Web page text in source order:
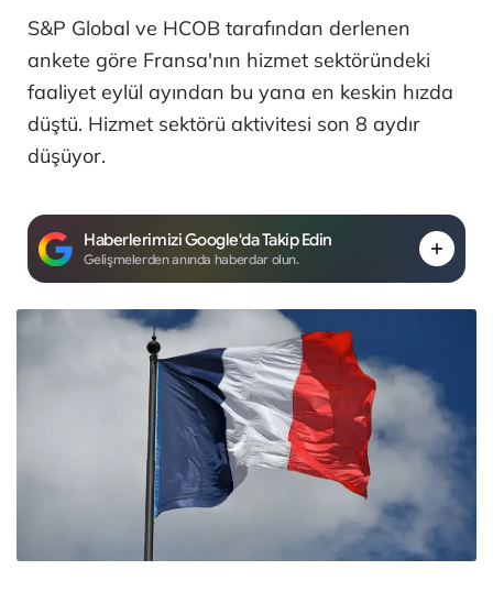
S&P Global ve HCOB tarafından derlenen
ankete göre Fransa'nın hizmet sektöründeki
faaliyet eylül ayından bu yana en keskin hızda
düştü. Hizmet sektörü aktivitesi son 8 aydır
düşüyor.
Haberlerimizi Google'da Takip Edin
Gelişmelerden anında haberdar olun.